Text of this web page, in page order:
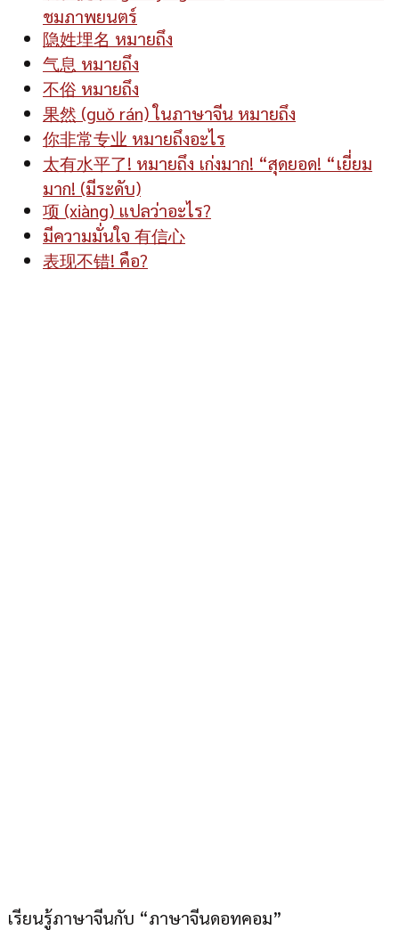
ชมภาพยนตร์
隐姓埋名 หมายถึง
气息 หมายถึง
不俗 หมายถึง
果然 (guǒ rán) ในภาษาจีน หมายถึง
你非常专业 หมายถึงอะไร
太有水平了! หมายถึง เก่งมาก! “สุดยอด! “เยี่ยม
มาก! (มีระดับ)
项 (xiàng) แปลว่าอะไร?
มีความมั่นใจ 有信心
表现不错! คือ?
เรียนรู้ภาษาจีนกับ “ภาษาจีนดอทคอม”